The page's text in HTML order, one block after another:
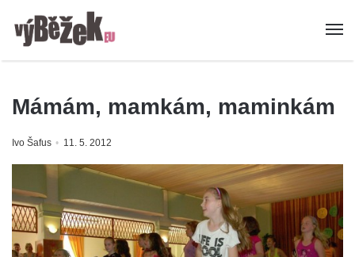
Mámám, mamkám, maminkám
Ivo Šafus 11. 5. 2012